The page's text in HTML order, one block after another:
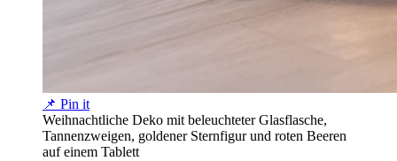
📌 Pin it
Weihnachtliche Deko mit beleuchteter Glasflasche,
Tannenzweigen, goldener Sternfigur und roten Beeren
auf einem Tablett